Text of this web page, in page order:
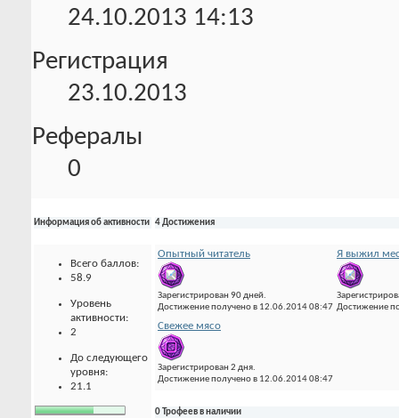
24.10.2013 14:13
Регистрация
23.10.2013
Рефералы
0
Информация об активности
Всего баллов:
58.9
Уровень
активности:
2
До следующего
уровня:
21.1
4 Достижения
Опытный читатель
Зарегистрирован 90 дней.
Достижение получено в 12.06.2014 08:47
Я выжил
Достижение
Свежее мясо
Зарегистрирован 2 дня.
Достижение получено в 12.06.2014 08:47
0 Трофеев в наличии